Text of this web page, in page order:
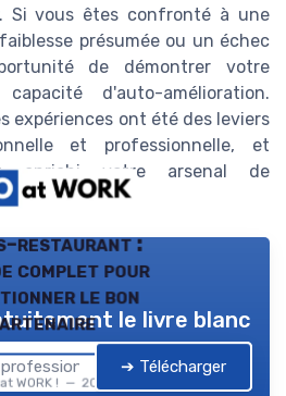
Si vous êtes confronté à une
présumée ou un échec
de démontrer votre
d'auto-amélioration.
expériences ont été des leviers
et professionnelle, et
enrichi votre arsenal de
restaurant :
complet pour
le bon
WORK ! — 2026
le livre blanc
➔ Télécharger